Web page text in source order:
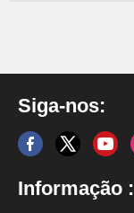
Siga-nos:
Informação :